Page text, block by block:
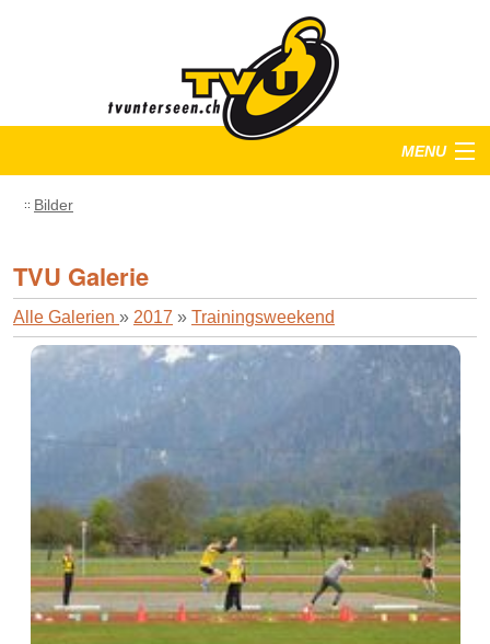
MENU
Anlässe
Verein
Bilder
TVU Galerie
Alle Galerien » 2017 » Trainingsweekend